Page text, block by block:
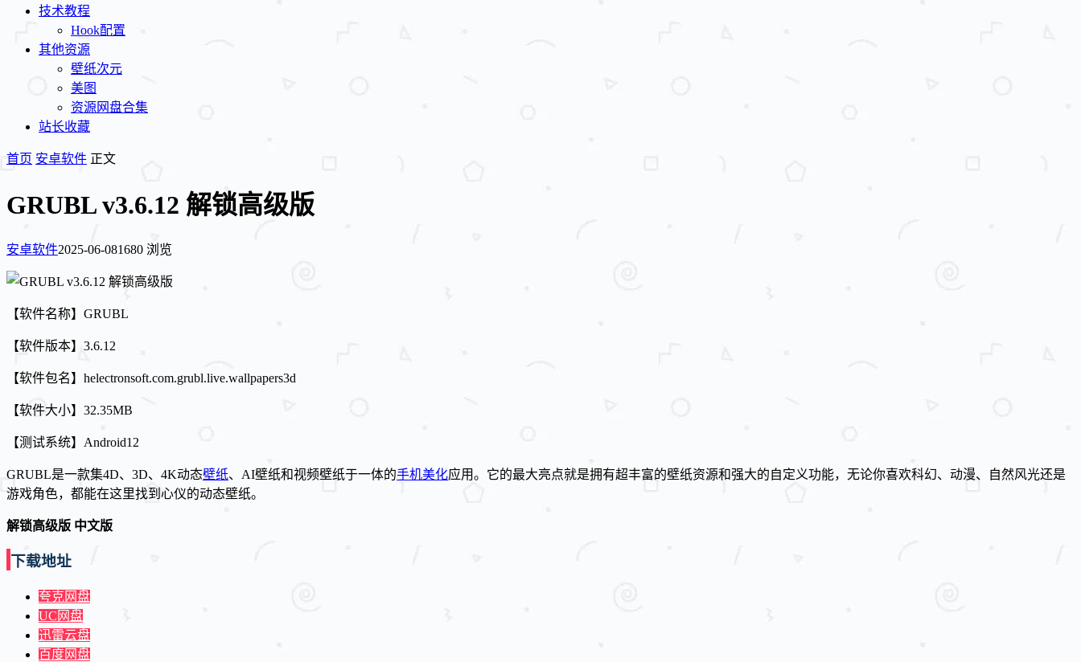
技术教程
Hook配置
其他资源
壁纸次元
美图
资源网盘合集
站长收藏
首页 安卓软件 正文
GRUBL v3.6.12 解锁高级版
安卓软件2025-06-081680 浏览
【软件名称】GRUBL
【软件版本】3.6.12
【软件包名】helectronsoft.com.grubl.live.wallpapers3d
【软件大小】32.35MB
【测试系统】Android12
GRUBL是一款集4D、3D、4K动态壁纸、AI壁纸和视频壁纸于一体的手机美化应用。它的最大亮点就是拥有超丰富的壁纸资源和强大的自定义功能，无论你喜欢科幻、动漫、自然风光还是
游戏角色，都能在这里找到心仪的动态壁纸。
解锁高级版 中文版
下载地址
夸克网盘
UC网盘
迅雷云盘
百度网盘